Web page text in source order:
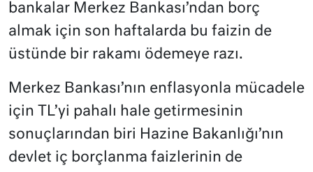
bankalar Merkez Bankası’ndan borç
almak için son haftalarda bu faizin de
üstünde bir rakamı ödemeye razı.
Merkez Bankası’nın enflasyonla mücadele
için TL’yi pahalı hale getirmesinin
sonuçlarından biri Hazine Bakanlığı’nın
devlet iç borçlanma faizlerinin de